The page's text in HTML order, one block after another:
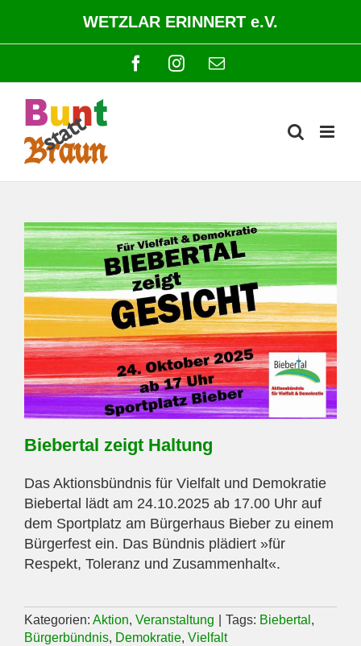
springen
WETZLAR ERINNERT e.V.
FacebookInstagram
E-
Mail
Biebertal zeigt Haltung
Das Aktionsbündnis für Vielfalt und Demokratie
Biebertal lädt am 24.10.2025 ab 17.00 Uhr auf
dem Sportplatz am Bürgerhaus Bieber zu einem
Bürgerfest ein. Das Bündnis plädiert »für
Respekt, Toleranz und Zusammenhalt«.
Kategorien: Aktion, Veranstaltung Tags: Biebertal ,
Bürgerbündnis, Demokratie, Vielfalt